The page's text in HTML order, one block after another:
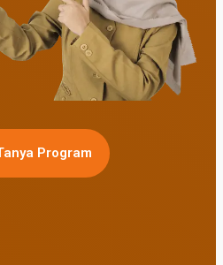
Program